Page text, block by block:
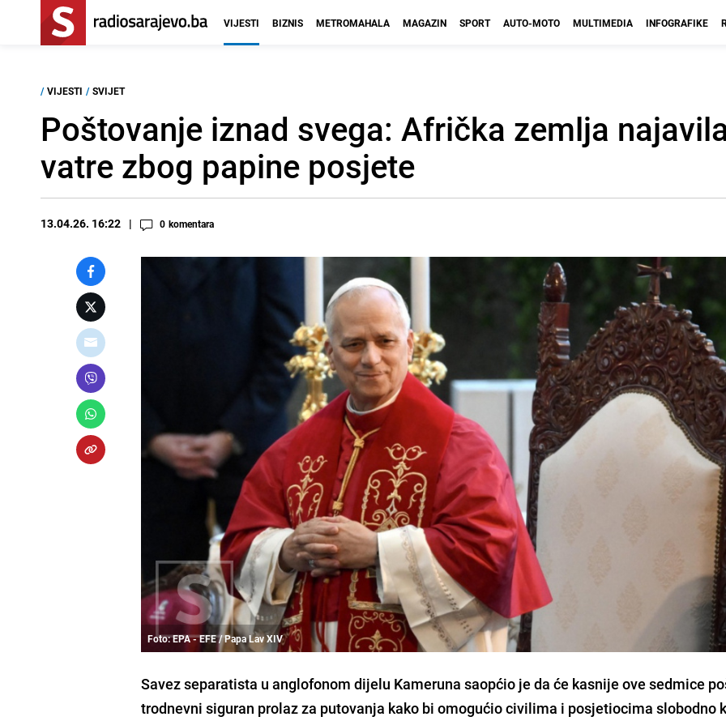
VIJESTI BIZNIS METROMAHALA MAGAZIN SPORT AUTO-MOTO MULTIMEDIA INFOGRAFIKE
/ VIJESTI / SVIJET
Poštovanje iznad svega: Afrička zemlja
vatre zbog papine posjete
13.04.26. 16:22 0 komentara
Foto: EPA - EFE / Papa Lav XIV
Savez separatista u anglofonom dijelu Kameruna saopćio je da će kasnije ove sedmice
trodnevni siguran prolaz za putovanja kako bi omogućio civilima i posjetiocima slobodno